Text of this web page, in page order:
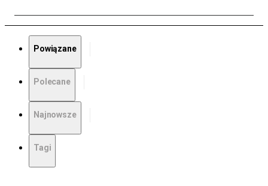
Powiązane
Polecane
Najnowsze
Tagi